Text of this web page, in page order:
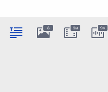
8 9м 9м